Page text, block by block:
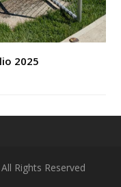
2025
Rights Reserved